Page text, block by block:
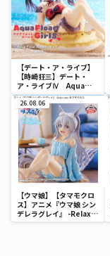
【デート・ア・ライブ】
【時崎狂三】デート・
ア・ライブⅣ Aqua
Float Girls フィギュア
時崎狂三
26.08.06
【ウマ娘】【タマモクロ
ス】アニメ『ウマ娘 シン
デレラグレイ』 -Relax
time-タマモクロス